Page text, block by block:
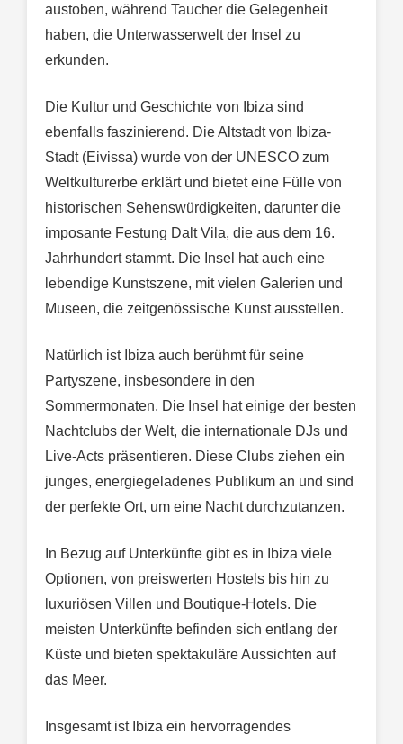
austoben, während Taucher die Gelegenheit
haben, die Unterwasserwelt der Insel zu
erkunden.
Die Kultur und Geschichte von Ibiza sind
ebenfalls faszinierend. Die Altstadt von Ibiza-
Stadt (Eivissa) wurde von der UNESCO zum
Weltkulturerbe erklärt und bietet eine Fülle von
historischen Sehenswürdigkeiten, darunter die
imposante Festung Dalt Vila, die aus dem 16.
Jahrhundert stammt. Die Insel hat auch eine
lebendige Kunstszene, mit vielen Galerien und
Museen, die zeitgenössische Kunst ausstellen.
Natürlich ist Ibiza auch berühmt für seine
Partyszene, insbesondere in den
Sommermonaten. Die Insel hat einige der besten
Nachtclubs der Welt, die internationale DJs und
Live-Acts präsentieren. Diese Clubs ziehen ein
junges, energiegeladenes Publikum an und sind
der perfekte Ort, um eine Nacht durchzutanzen.
In Bezug auf Unterkünfte gibt es in Ibiza viele
Optionen, von preiswerten Hostels bis hin zu
luxuriösen Villen und Boutique-Hotels. Die
meisten Unterkünfte befinden sich entlang der
Küste und bieten spektakuläre Aussichten auf
das Meer.
Insgesamt ist Ibiza ein hervorragendes